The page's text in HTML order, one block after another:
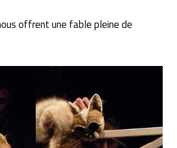
offrent une fable pleine de